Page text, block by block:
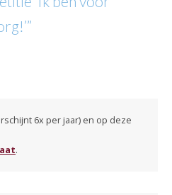
”
6x per jaar) en op deze
.